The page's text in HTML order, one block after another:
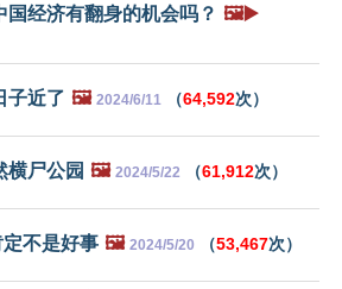
国经济有翻身的机会吗？ 🖼️▶️
子近了 🖼️ 2024/6/11 （64,592次）
横尸公园 🖼️ 2024/5/22 （61,912次）
不是好事 🖼️ 2024/5/20 （53,467次）